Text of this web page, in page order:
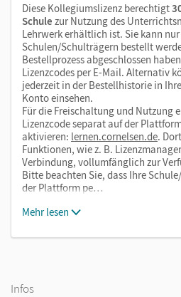
Diese Kollegiumslizenz berechtigt
Schule zur Nutzung des
Lehrwerk erhältlich ist. Sie kann
Schulen/Schulträgern bestellt
Bestellprozess abgeschlossen
Lizenzcodes per E-Mail. Alternativ
jederzeit in der Bestellhistorie in
Konto einsehen.
Für die Freischaltung und Nutzung
Lizenzcode separat auf der
aktivieren: lernen.cornelsen.de.
Funktionen, wie z. B.
Verbindung, vollumfänglich zur
Bitte beachten Sie, dass Ihre
der Plattform pe…
Mehr lesen
Infos